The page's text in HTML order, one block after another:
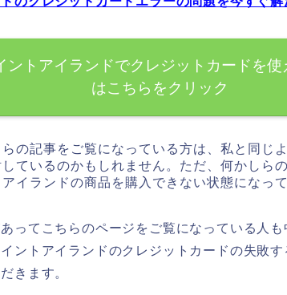
ントアイランドでクレジットカードを使
はこちらをクリック
の記事をご覧になっている方は、私と同じ
ているのかもしれません。ただ、何かしら
イランドの商品を購入できない状態になっ
ってこちらのページをご覧になっている人も
ントアイランドのクレジットカードの失敗
きます。